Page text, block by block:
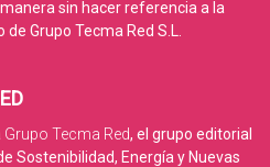
sin hacer referencia a la
Grupo Tecma Red S.L.
Grupo Tecma Red, el grupo editorial
Sostenibilidad, Energía y Nuevas